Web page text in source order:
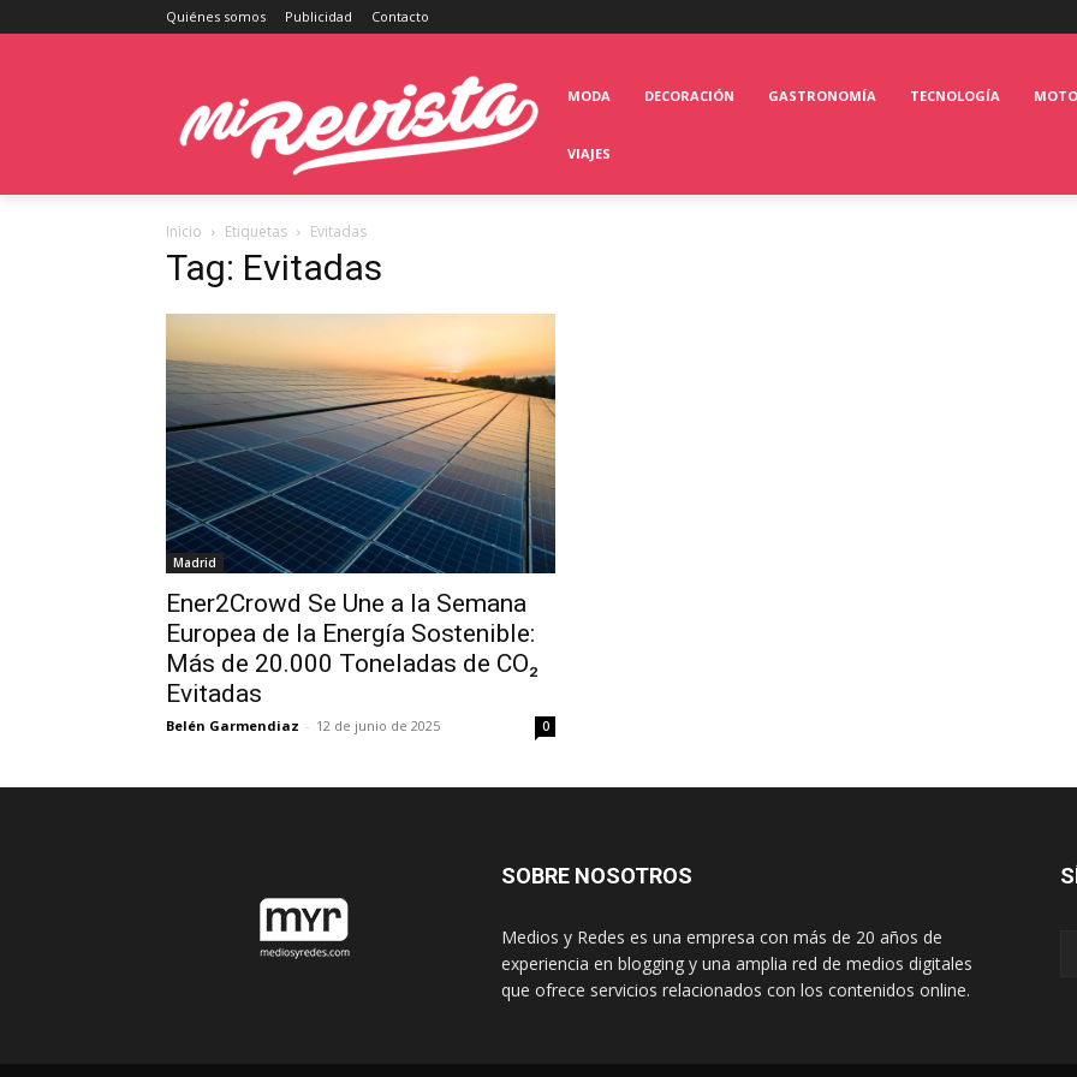
Quiénes somos Publicidad Contacto
MODA DECORACIÓN GASTRONOMÍA TECNOLOGÍA
VIAJES
Inicio Etiquetas Evitadas
Tag: Evitadas
Madrid
Ener2Crowd Se Une a la Semana
Europea de la Energía Sostenible:
Más de 20.000 Toneladas de CO₂
Evitadas
Belén Garmendiaz - 12 de junio de 2025 0
SOBRE NOSOTROS
Medios y Redes es una empresa con más de 20 años de
experiencia en blogging y una amplia red de medios digitales
que ofrece servicios relacionados con los contenidos online.